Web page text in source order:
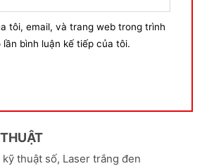
tôi, email, và trang web trong trình
bình luận kế tiếp của tôi.
thuật số, Laser trắng đen